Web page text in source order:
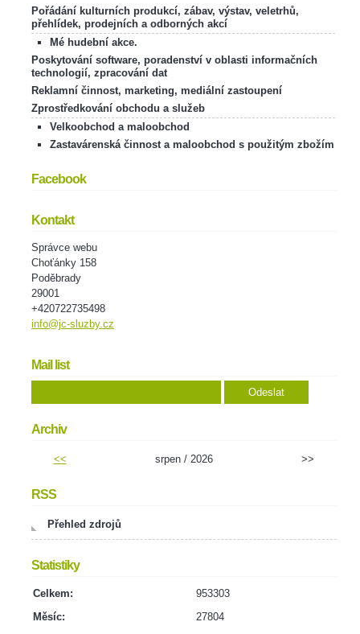
Pořádání kulturních produkcí, zábav, výstav, veletrhů,
přehlídek, prodejních a odborných akcí
Mé hudební akce.
Poskytování software, poradenství v oblasti informačních
technologií, zpracování dat
Reklamní činnost, marketing, mediální zastoupení
Zprostředkování obchodu a služeb
Velkoobchod a maloobchod
Zastavárenská činnost a maloobchod s použitým zbožím
Facebook
Kontakt
Správce webu
Choťánky 158
Poděbrady
29001
+420722735498
info@jc-sluzby.cz
Mail list
Archiv
<< srpen / 2026 >>
RSS
Přehled zdrojů
Statistiky
Celkem:
953303
Měsíc:
27804